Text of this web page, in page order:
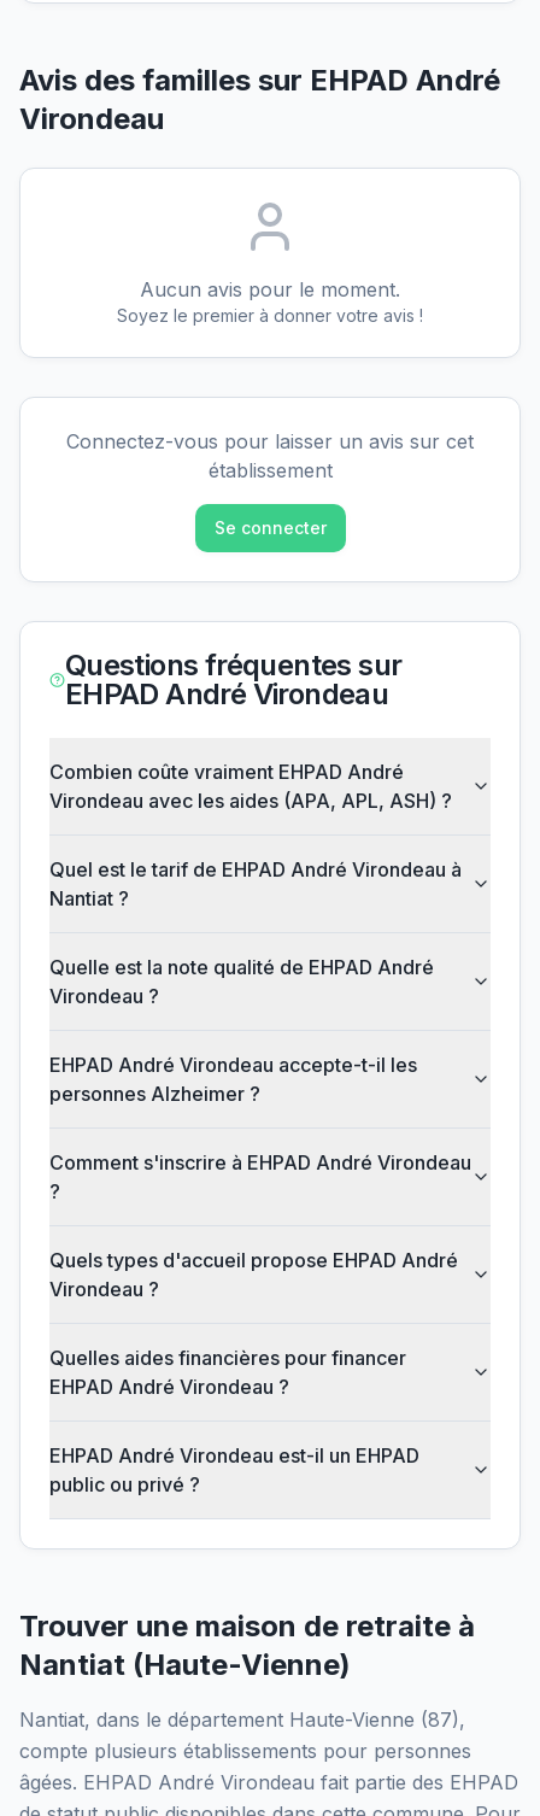
Avis des familles sur EHPAD André
Virondeau
Aucun avis pour le moment.
Soyez le premier à donner votre avis !
Connectez-vous pour laisser un avis sur cet
établissement
Se connecter
Questions fréquentes sur
EHPAD André Virondeau
Combien coûte vraiment EHPAD André
Virondeau avec les aides (APA, APL, ASH) ?
Quel est le tarif de EHPAD André Virondeau à
Nantiat ?
Quelle est la note qualité de EHPAD André
Virondeau ?
EHPAD André Virondeau accepte-t-il les
personnes Alzheimer ?
Comment s'inscrire à EHPAD André Virondeau
?
Quels types d'accueil propose EHPAD André
Virondeau ?
Quelles aides financières pour financer
EHPAD André Virondeau ?
EHPAD André Virondeau est-il un EHPAD
public ou privé ?
Trouver une maison de retraite à
Nantiat (Haute-Vienne)
Nantiat, dans le département Haute-Vienne (87),
compte plusieurs établissements pour personnes
âgées. EHPAD André Virondeau fait partie des EHPAD